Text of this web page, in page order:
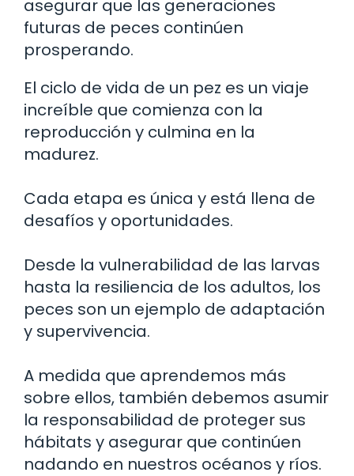
asegurar que las generaciones
futuras de peces continúen
prosperando.
El ciclo de vida de un pez es un viaje
increíble que comienza con la
reproducción y culmina en la
madurez.
Cada etapa es única y está llena de
desafíos y oportunidades.
Desde la vulnerabilidad de las larvas
hasta la resiliencia de los adultos, los
peces son un ejemplo de adaptación
y supervivencia.
A medida que aprendemos más
sobre ellos, también debemos asumir
la responsabilidad de proteger sus
hábitats y asegurar que continúen
nadando en nuestros océanos y ríos.